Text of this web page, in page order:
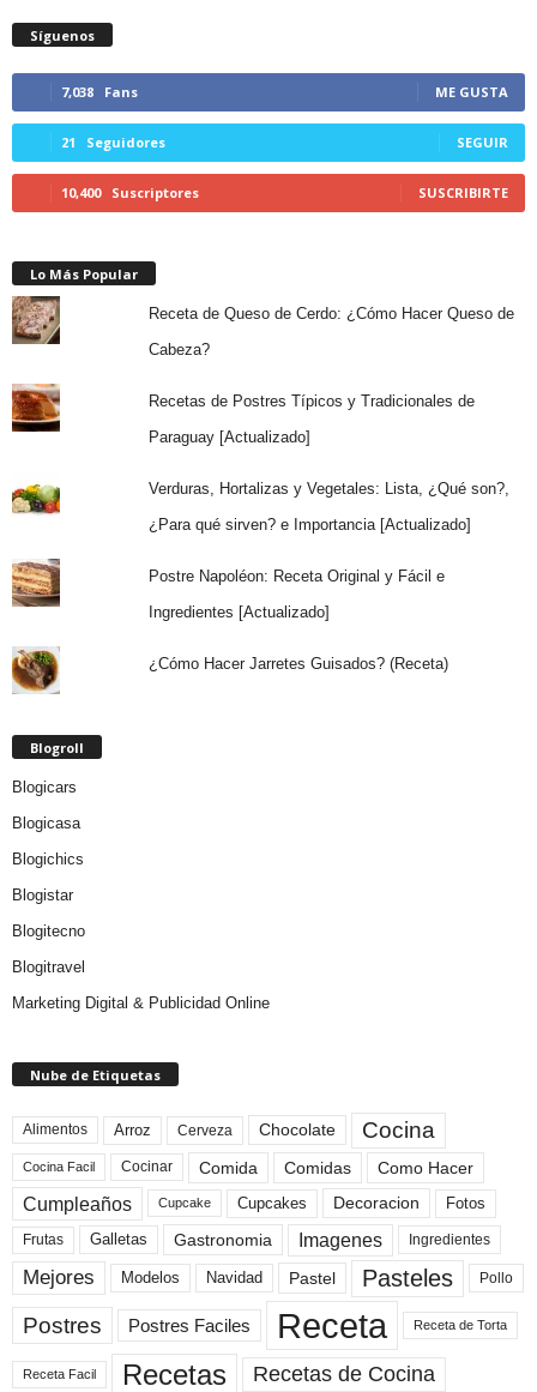
Síguenos
7,038 Fans ME GUSTA
21 Seguidores SEGUIR
10,400 Suscriptores SUSCRIBIRTE
Lo Más Popular
Receta de Queso de Cerdo: ¿Cómo Hacer Queso de
Cabeza?
Recetas de Postres Típicos y Tradicionales de
Paraguay [Actualizado]
Verduras, Hortalizas y Vegetales: Lista, ¿Qué son?,
¿Para qué sirven? e Importancia [Actualizado]
Postre Napoléon: Receta Original y Fácil e
Ingredientes [Actualizado]
¿Cómo Hacer Jarretes Guisados? (Receta)
Blogroll
Blogicars
Blogicasa
Blogichics
Blogistar
Blogitecno
Blogitravel
Marketing Digital & Publicidad Online
Nube de Etiquetas
Alimentos Arroz Cerveza Chocolate Cocina
Cocina Facil Cocinar Comida Comidas Como Hacer
Cumpleaños Cupcake Cupcakes Decoracion Fotos
Frutas Galletas Gastronomia Imagenes Ingredientes
Mejores Modelos Navidad Pastel Pasteles Pollo
Postres Postres Faciles Receta Receta de Torta
Receta Facil Recetas Recetas de Cocina